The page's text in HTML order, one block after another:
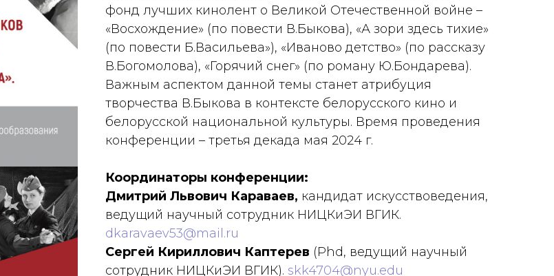
фонд лучших кинолент о Великой Отечественной войне –
«Восхождение» (по повести В.Быкова), «А зори здесь тихие»
(по повести Б.Васильева»), «Иваново детство» (по рассказу
В.Богомолова), «Горячий снег» (по роману Ю.Бондарева).
Важным аспектом данной темы станет атрибуция
творчества В.Быкова в контексте белорусского кино и
белорусской национальной культуры. Время проведения
конференции – третья декада мая 2024 г.
Координаторы конференции:
Дмитрий Львович Караваев, кандидат искусствоведения,
ведущий научный сотрудник НИЦКиЭИ ВГИК.
dkaravaev53@mail.ru
Сергей Кириллович Каптерев (Phd, ведущий научный
сотрудник НИЦКиЭИ ВГИК). skk4704@nyu.edu